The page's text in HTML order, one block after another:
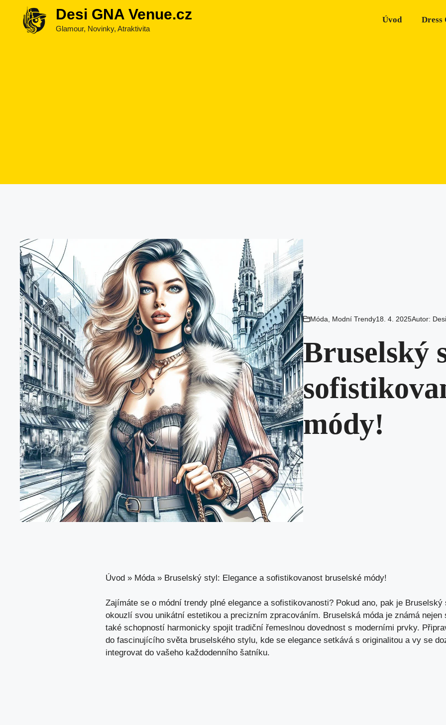
Přeskočit
Desi GNA Venue.cz
Glamour, Novinky, Atraktivita
Úvod Dress
Móda Modní Trendy18. 4. 2025Autor:
Bruselský
módy!
Úvod » Móda » Bruselský styl: Elegance a sofistikovanost bruselské módy!
Zajímáte se o módní trendy plné elegance a sofistikovanosti? Pokud ano, pak je
okouzlí svou unikátní estetikou a precizním zpracováním. Bruselská móda je známá
také schopností harmonicky spojit tradiční řemeslnou dovednost s moderními prvky.
do fascinujícího světa bruselského stylu, kde se elegance setkává s originalitou a vy se
integrovat do vašeho každodenního šatníku.